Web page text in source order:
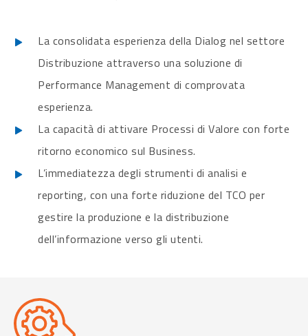
La consolidata esperienza della Dialog nel settore
Distribuzione attraverso una soluzione di
Performance Management di comprovata
esperienza.
La capacità di attivare Processi di Valore con forte
ritorno economico sul Business.
L’immediatezza degli strumenti di analisi e
reporting, con una forte riduzione del TCO per
gestire la produzione e la distribuzione
dell’informazione verso gli utenti.